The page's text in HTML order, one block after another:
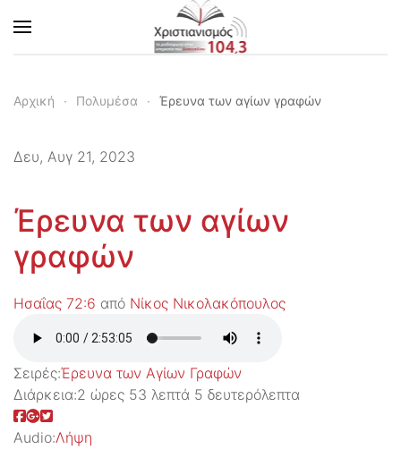
Skip to main content
Αρχική Πολυμέσα Έρευνα των αγίων γραφών
Δευ, Αυγ 21, 2023
Έρευνα των αγίων
γραφών
Ησαΐας 72:6 από Νίκος Νικολακόπουλος
Σειρές:Έρευνα των Αγίων Γραφών
Διάρκεια:2 ώρες 53 λεπτά 5 δευτερόλεπτα
Audio:Λήψη